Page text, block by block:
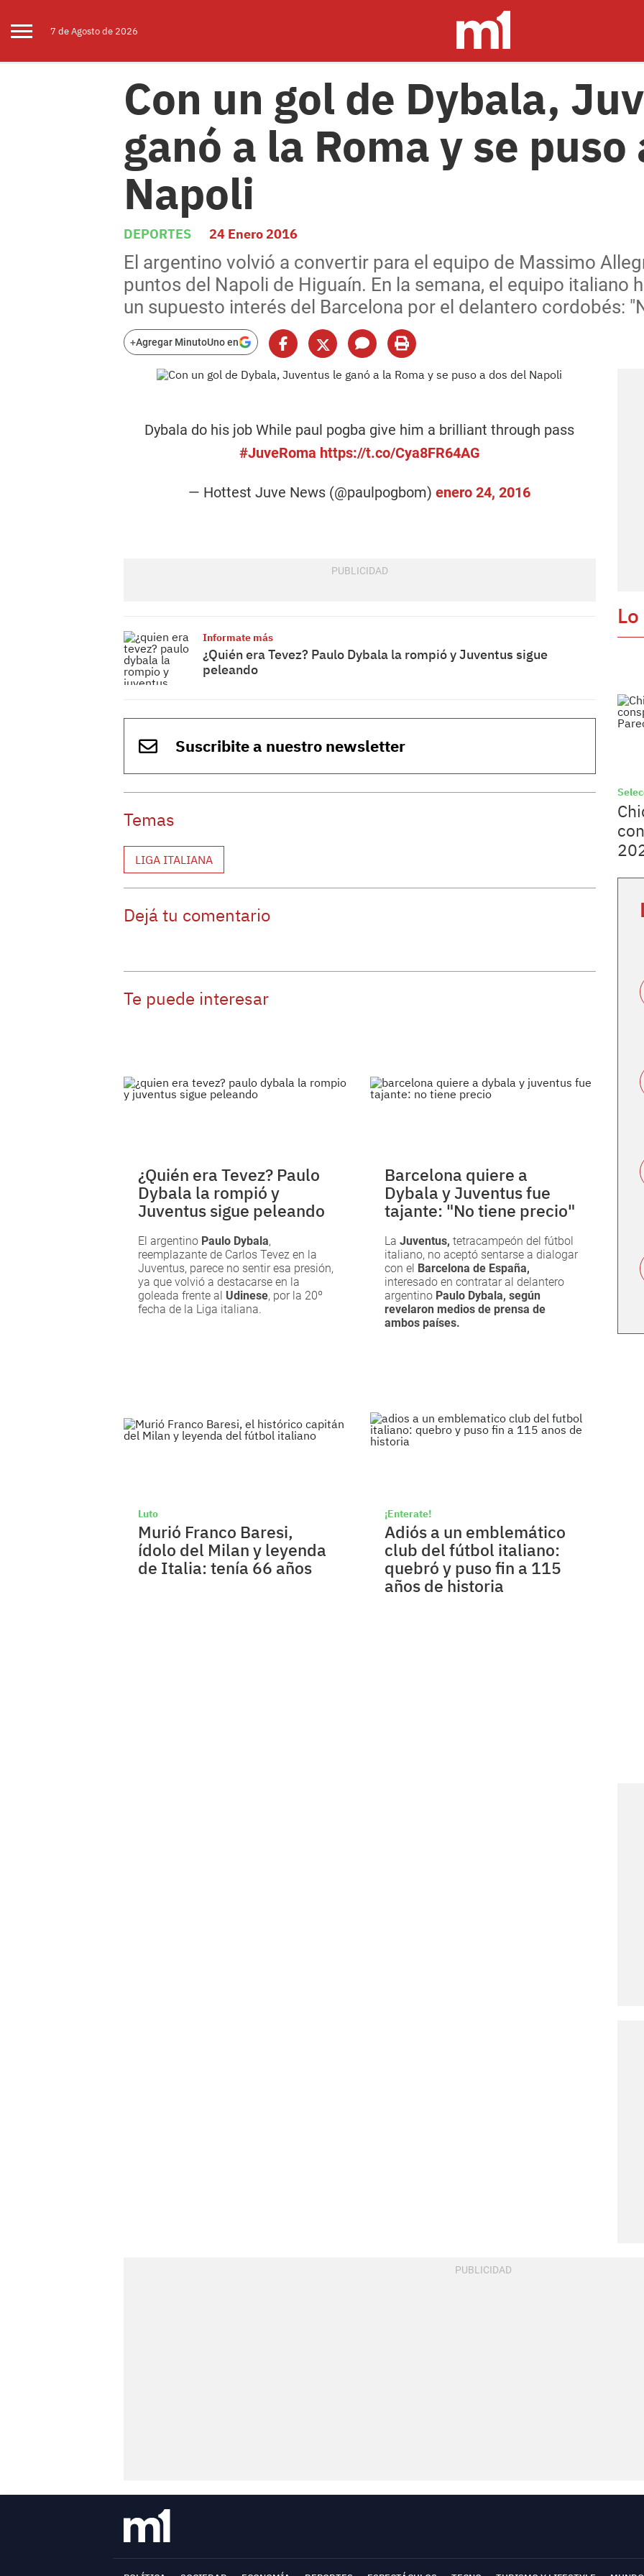
7 deAgostode 2026
Con un gol de Dybala,
ganó a la Roma y se puso
Napoli
DEPORTES 24 Enero 2016
El argentino volvió a convertir para el equipo de Massimo
puntos del Napoli de Higuaín. En la semana, el equipo italiano
un supuesto interés del Barcelona por el delantero cordobés:
+Agregar MinutoUno en
Dybala do his job While paul pogba give him a brilliant through pass
#JuveRoma https://t.co/Cya8FR64AG
— Hottest Juve News (@paulpogbom)enero 24, 2016
Informate más
¿Quién era Tevez? Paulo Dybala la rompió y Juventus sigue
peleando
Suscribite a nuestro newsletter
Temas
LIGA ITALIANA
Dejá tu comentario
Te puede interesar
¿Quién era Tevez? Paulo
Dybala la rompió y
Juventus sigue peleando
El argentino Paulo Dybala,
reemplazante de Carlos Tevez en la
Juventus, parece no sentir esa presión,
ya que volvió a destacarse en la
goleada frente al Udinese, por la 20º
fecha de la Liga italiana.
Barcelona quiere a
Dybala y Juventus fue
tajante: "No tiene precio"
LaJuventus,tetracampeón del fútbol
italiano, no aceptó sentarse a dialogar
con el Barcelona de España,
interesado en contratar al delantero
argentino Paulo Dybala, según
revelaron medios de prensa de
ambos países.
Luto
Murió Franco Baresi,
ídolo del Milan y leyenda
de Italia: tenía 66 años
¡Enterate!
Adiós a un emblemático
club del fútbol italiano:
quebró y puso fin a 115
años de historia